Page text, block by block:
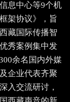
息中心等9个机
架协议》，旨
藏国际传播智
秀案例集中发
余名国内外媒
企业代表齐聚
入交流研讨，